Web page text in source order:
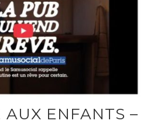
AUX ENFANTS –